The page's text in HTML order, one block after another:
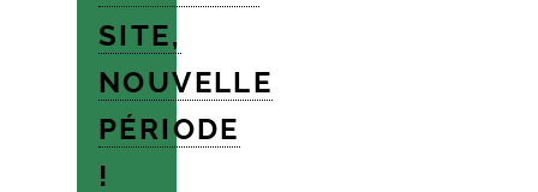
SITE,
NOUVELLE
PÉRIODE
!